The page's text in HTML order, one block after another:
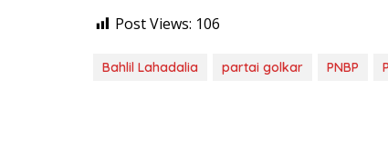
Post Views: 106
Bahlil Lahadalia partai golkar PNBP